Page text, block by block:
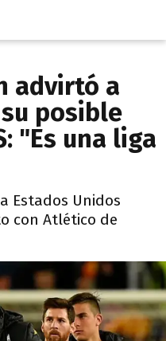
advirtó a
posible
"Es una liga
Estados Unidos
con Atlético de